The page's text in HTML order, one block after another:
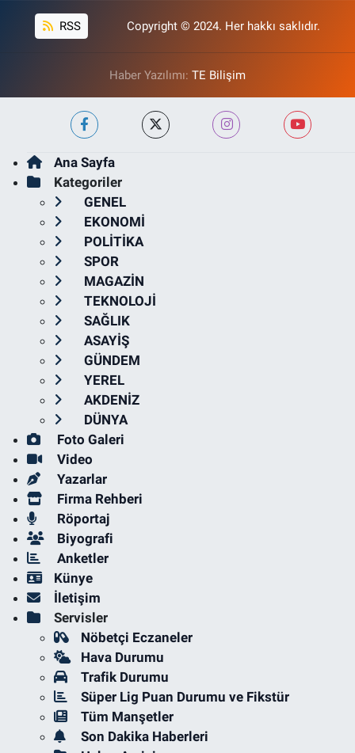
RSS Copyright © 2024. Her hakkı saklıdır.
Haber Yazılımı: TE Bilişim
Ana Sayfa
Kategoriler
GENEL
EKONOMİ
POLİTİKA
SPOR
MAGAZİN
TEKNOLOJİ
SAĞLIK
ASAYİŞ
GÜNDEM
YEREL
AKDENİZ
DÜNYA
Foto Galeri
Video
Yazarlar
Firma Rehberi
Röportaj
Biyografi
Anketler
Künye
İletişim
Servisler
Nöbetçi Eczaneler
Hava Durumu
Trafik Durumu
Süper Lig Puan Durumu ve Fikstür
Tüm Manşetler
Son Dakika Haberleri